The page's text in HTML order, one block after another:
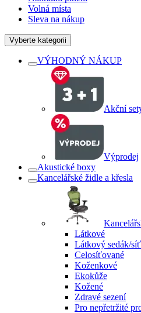
Volná místa
Sleva na nákup
Vyberte kategorii
VÝHODNÝ NÁKUP
Akční
Výprodej
Akustické boxy
Kancelářské židle a křesla
Látkové
Látkový sedák/
Celosíťované
Koženkové
Ekokůže
Kožené
Zdravé sezení
Pro nepřetržité